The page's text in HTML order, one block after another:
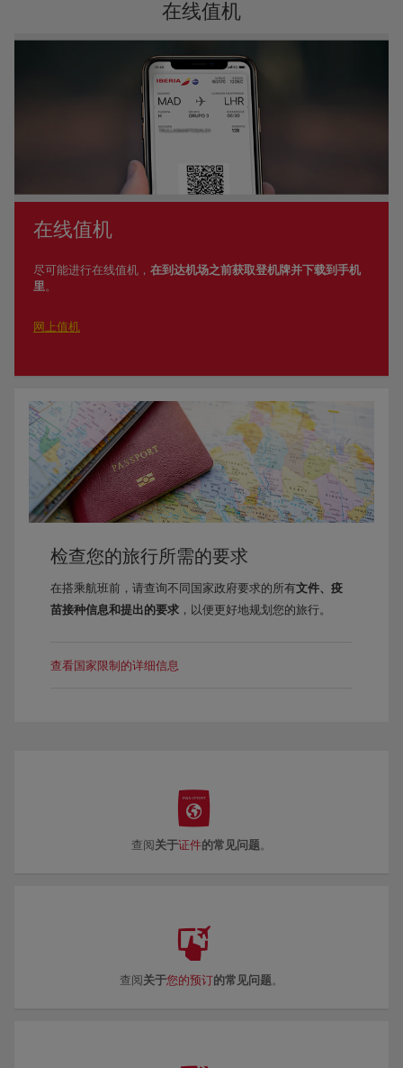
在线值机
在线值机
尽可能进行在线值机， 在到达机场之前获取登机牌并下载到手机
里。
网上值机
检查您的旅行所需的要求
在搭乘航班前，请查询不同国家政府要求的所有文件、疫
苗接种信息和提出的要求 ，以便更好地规划您的旅行。
查看国家限制的详细信息
查阅 关于证件的常见问题。
查阅 关于您的预订的常见问题。